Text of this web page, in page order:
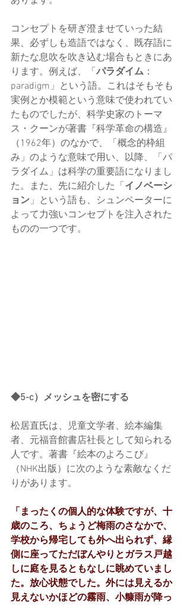
コンセプトを研ぎ澄ませていった結
果、必ずしも造語ではなく、既存語に
新たな息吹を吹き込む場合もときにあ
ります。例えば、「 パラダイム ：
paradigm」という語。これはそもそも
実例とか模範という意味で使われてい
たものでしたが、科学史家のトーマ
ス・クーンが著書『科学革命の構造』
（1962年）のなかで、「概念的枠組
み」のような意味で用い、以降、「パ
ラダイム」は科学の重要語になりまし
た。また、先に紹介した「 イノベーシ
ョン」という語も、シュンペーターに
よって力強いコンセプトを注入された
ものの一つです。
◆5-c）メッシュを密にする
松居直氏は、児童文学者、絵本編集
者、元福音館書店社長として知られる
人です。著書『絵本のよろこび』
（NHK出版）に次のような素敵なくだ
りがあります。
「まったくの個人的な体験ですが、十
歳のころ、ちょうど梅雨のさなかで、
学校から帰宅しても外へ出られず、縁
側に座ってただぼんやりとガラス戸越
しに庭を見るともなしに眺めていまし
た。放心状態でした。外には見えるか
見えないかほどの霧雨、小糠雨が降っ